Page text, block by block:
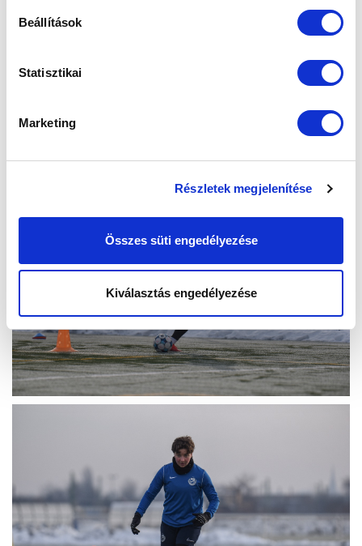
Beállítások
Statisztikai
Marketing
Részletek megjelenítése
Összes süti engedélyezése
Kiválasztás engedélyezése